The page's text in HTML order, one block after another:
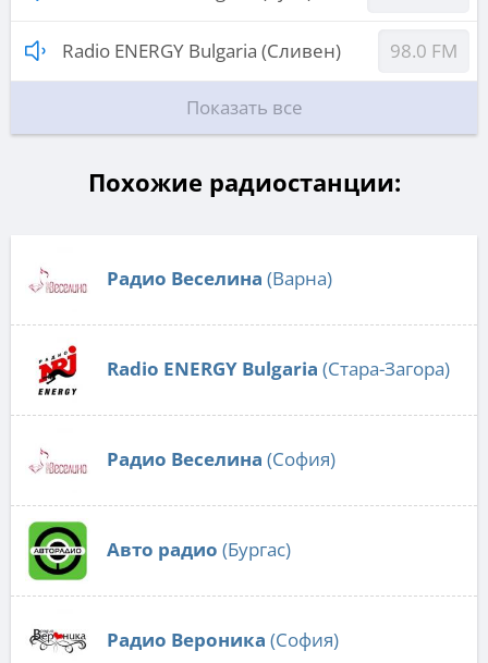
Radio ENERGY Bulgaria (Сливен) 98.0 FM
Показать все
Похожие радиостанции:
Радио Веселина (Варна)
Radio ENERGY Bulgaria (Стара-Загора)
Радио Веселина (София)
Авто радио (Бургас)
Радио Вероника (София)